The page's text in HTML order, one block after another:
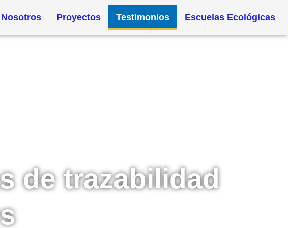
Nosotros Proyectos Testimonios Escuelas Ecológicas
de trazabilidad